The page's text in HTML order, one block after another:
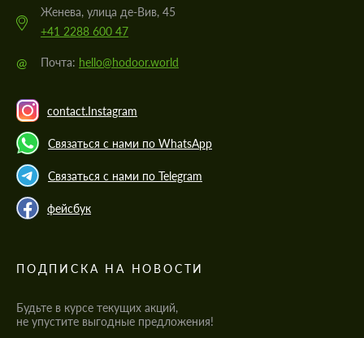
Женева, улица де-Вив, 45
+41 2288 600 47
@ Почта: hello@hodoor.world
contact.Instagram
Связаться с нами по WhatsApp
Связаться с нами по Telegram
фейсбук
ПОДПИСКА НА НОВОСТИ
Будьте в курсе текущих акций,
не упустите выгодные предложения!